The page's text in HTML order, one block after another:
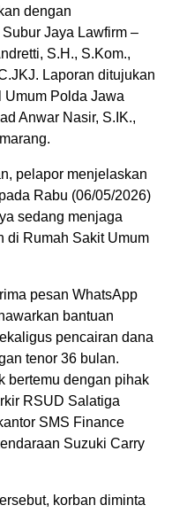
dengan
Jaya Lawfirm –
S.H., S.Kom.,
Laporan ditujukan
Umum Polda Jawa
Anwar Nasir, S.IK.,
pelapor menjelaskan
Rabu (06/05/2026)
sedang menjaga
di Rumah Sakit Umum
pesan WhatsApp
bantuan
pencairan dana
tenor 36 bulan.
bertemu dengan pihak
RSUD Salatiga
SMS Finance
Suzuki Carry
korban diminta